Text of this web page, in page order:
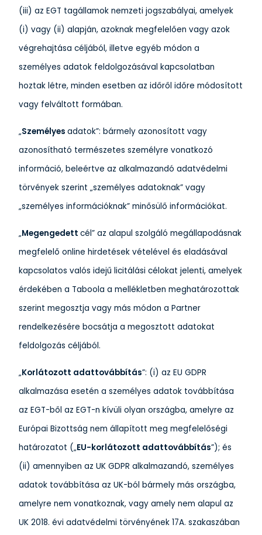
(iii) az EGT tagállamok nemzeti jogszabályai, amelyek
(i) vagy (ii) alapján, azoknak megfelelően vagy azok
végrehajtása céljából, illetve egyéb módon a
személyes adatok feldolgozásával kapcsolatban
hoztak létre, minden esetben az időről időre módosított
vagy felváltott formában.
„Személyes adatok”: bármely azonosított vagy
azonosítható természetes személyre vonatkozó
információ, beleértve az alkalmazandó adatvédelmi
törvények szerint „személyes adatoknak” vagy
„személyes információknak” minősülő információkat.
„Megengedett cél” az alapul szolgáló megállapodásnak
megfelelő online hirdetések vételével és eladásával
kapcsolatos valós idejű licitálási célokat jelenti, amelyek
érdekében a Taboola a mellékletben meghatározottak
szerint megosztja vagy más módon a Partner
rendelkezésére bocsátja a megosztott adatokat
feldolgozás céljából.
„Korlátozott adattovábbítás”: (i) az EU GDPR
alkalmazása esetén a személyes adatok továbbítása
az EGT-ből az EGT-n kívüli olyan országba, amelyre az
Európai Bizottság nem állapított meg megfelelőségi
határozatot („EU-korlátozott adattovábbítás”); és
(ii) amennyiben az UK GDPR alkalmazandó, személyes
adatok továbbítása az UK-ból bármely más országba,
amelyre nem vonatkoznak, vagy amely nem alapul az
UK 2018. évi adatvédelmi törvényének 17A. szakaszában